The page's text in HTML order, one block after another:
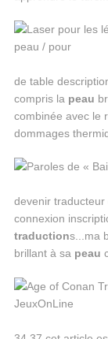
de table
compris la peau
combinée avec le
dommages
devenir
connexion
traductions...ma
brillant à sa peau